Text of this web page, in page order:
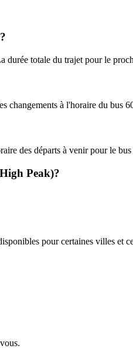
totale du trajet pour le
changements à l'horaire du bus
des départs à venir pour le bus
Peak)?
pour certaines villes et